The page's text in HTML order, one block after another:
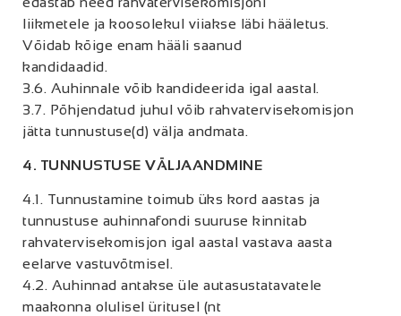
liikmetele ja koosolekul viiakse läbi hääletus.
Võidab kõige enam hääli saanud
kandidaadid.
3.6. Auhinnale võib kandideerida igal aastal.
3.7. Põhjendatud juhul võib rahvatervisekomisjon
jätta tunnustuse(d) välja andmata.
4. TUNNUSTUSE VÄLJAANDMINE
4.1. Tunnustamine toimub üks kord aastas ja
tunnustuse auhinnafondi suuruse kinnitab
rahvatervisekomisjon igal aastal vastava aasta
eelarve vastuvõtmisel.
4.2. Auhinnad antakse üle autasustatavatele
maakonna olulisel üritusel (nt